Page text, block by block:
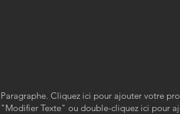
Paragraphe. Cliquez ici pour ajouter votre
"Modifier Texte" ou double-cliquez ici pour